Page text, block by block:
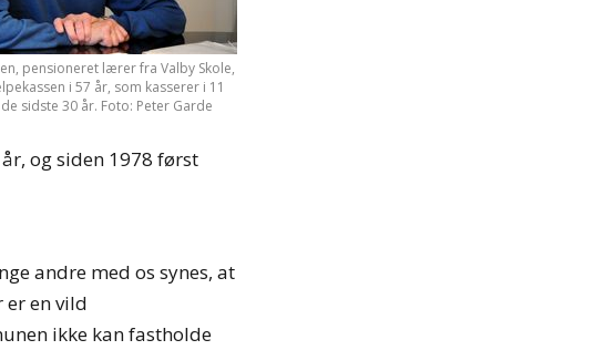
pensioneret lærer fra Valby Skole,
i 57 år, som kasserer i 11
sidste 30 år. Foto: Peter Garde
og siden 1978 først
andre med os synes, at
er en vild
ikke kan fastholde